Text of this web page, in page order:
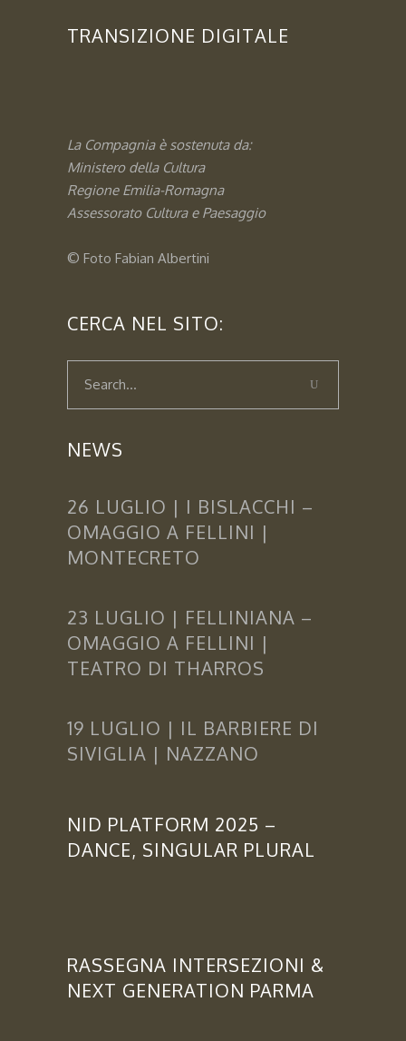
TRANSIZIONE DIGITALE
La Compagnia è sostenuta da:
Ministero della Cultura
Regione Emilia-Romagna
Assessorato Cultura e Paesaggio
© Foto Fabian Albertini
CERCA NEL SITO:
NEWS
26 LUGLIO | I BISLACCHI –
OMAGGIO A FELLINI |
MONTECRETO
23 LUGLIO | FELLINIANA –
OMAGGIO A FELLINI |
TEATRO DI THARROS
19 LUGLIO | IL BARBIERE DI
SIVIGLIA | NAZZANO
NID PLATFORM 2025 –
DANCE, SINGULAR PLURAL
RASSEGNA INTERSEZIONI &
NEXT GENERATION PARMA